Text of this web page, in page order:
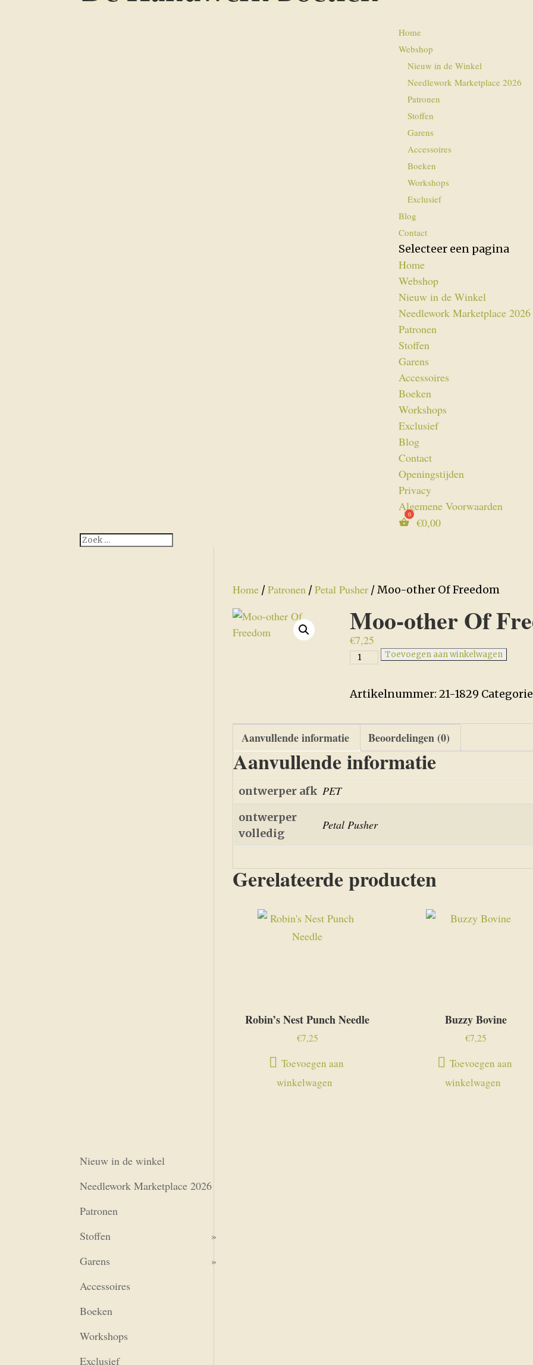
Home
Webshop
Nieuw in de Winkel
Needlework Marketplace 2026
Patronen
Stoffen
Garens
Accessoires
Boeken
Workshops
Exclusief
Blog
Contact
Selecteer een pagina
Home
Webshop
Nieuw in de Winkel
Needlework Marketplace 2026
Patronen
Stoffen
Garens
Accessoires
Boeken
Workshops
Exclusief
Blog
Contact
Openingstijden
Privacy
Algemene Voorwaarden
€0,00
Home /Patronen /Petal Pusher / Moo-other Of Freedom
Moo-other Of
€7,25
Moo-
Of
aantal
Toevoegen aan winkelwagen
Artikelnummer: 21-1829
Aanvullende informatie Beoordelingen (0)
Aanvullende informatie
ontwerper afk PET
ontwerper
volledig
Petal Pusher
Gerelateerde producten
Robin’s Nest Punch Needle
€7,25
Toevoegen aan
winkelwagen
Buzzy Bovine
€7,25
Toevoegen aan
winkelwagen
Nieuw in de winkel
Needlework Marketplace 2026
Patronen
Stoffen
Garens
Accessoires
Boeken
Workshops
Exclusief